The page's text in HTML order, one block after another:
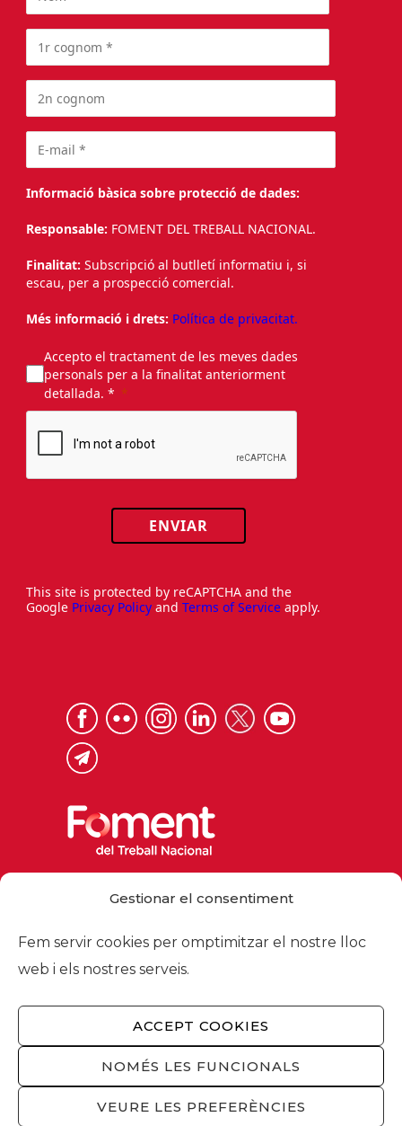
Gestionar el consentiment
Fem servir cookies per omptimitzar el nostre lloc
web i els nostres serveis.
ACCEPT COOKIES
NOMÉS LES FUNCIONALS
VEURE LES PREFERÈNCIES
Informació bàsica sobre protecció de dades:
Responsable: FOMENT DEL TREBALL NACIONAL.
Finalitat: Subscripció al butlletí informatiu i, si
escau, per a prospecció comercial.
Més informació i drets: Política de privacitat.
Accepto el tractament de les meves dades
personals per a la finalitat anteriorment
detallada. *
ENVIAR
This site is protected by reCAPTCHA and the
Google Privacy Policy and Terms of Service apply.
foment@foment.com
© 2026 - Foment del Treball Nacional
Nosaltres
privacitat/ Política cookies/Privacitat